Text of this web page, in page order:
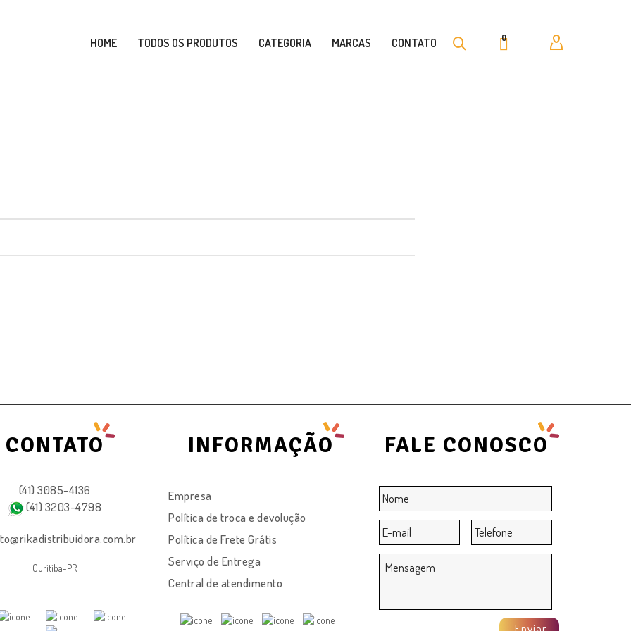
0
HOME TODOS OS PRODUTOS CATEGORIA MARCAS CONTATO
CONTATO
(41) 3085-4136
(41) 3203-4798
Curitiba-PR
INFORMAÇÃO
Empresa
Política de troca e devolução
Política de Frete Grátis
Serviço de Entrega
Central de atendimento
FALE CONOSCO
Nome *
E-
mail *
Telefone
Mensagem